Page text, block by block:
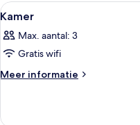
Alle
foto's
voor
Kamer
laden
7
Kamer
Max. aantal: 3
Gratis wifi
Meer informatie
Meer